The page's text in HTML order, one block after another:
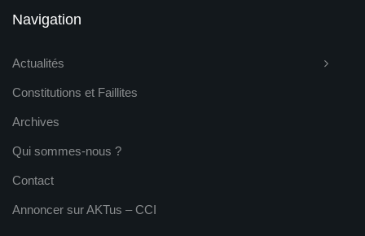
Navigation
Actualités
Constitutions et Faillites
Archives
Qui sommes-nous ?
Contact
Annoncer sur AKTus – CCI